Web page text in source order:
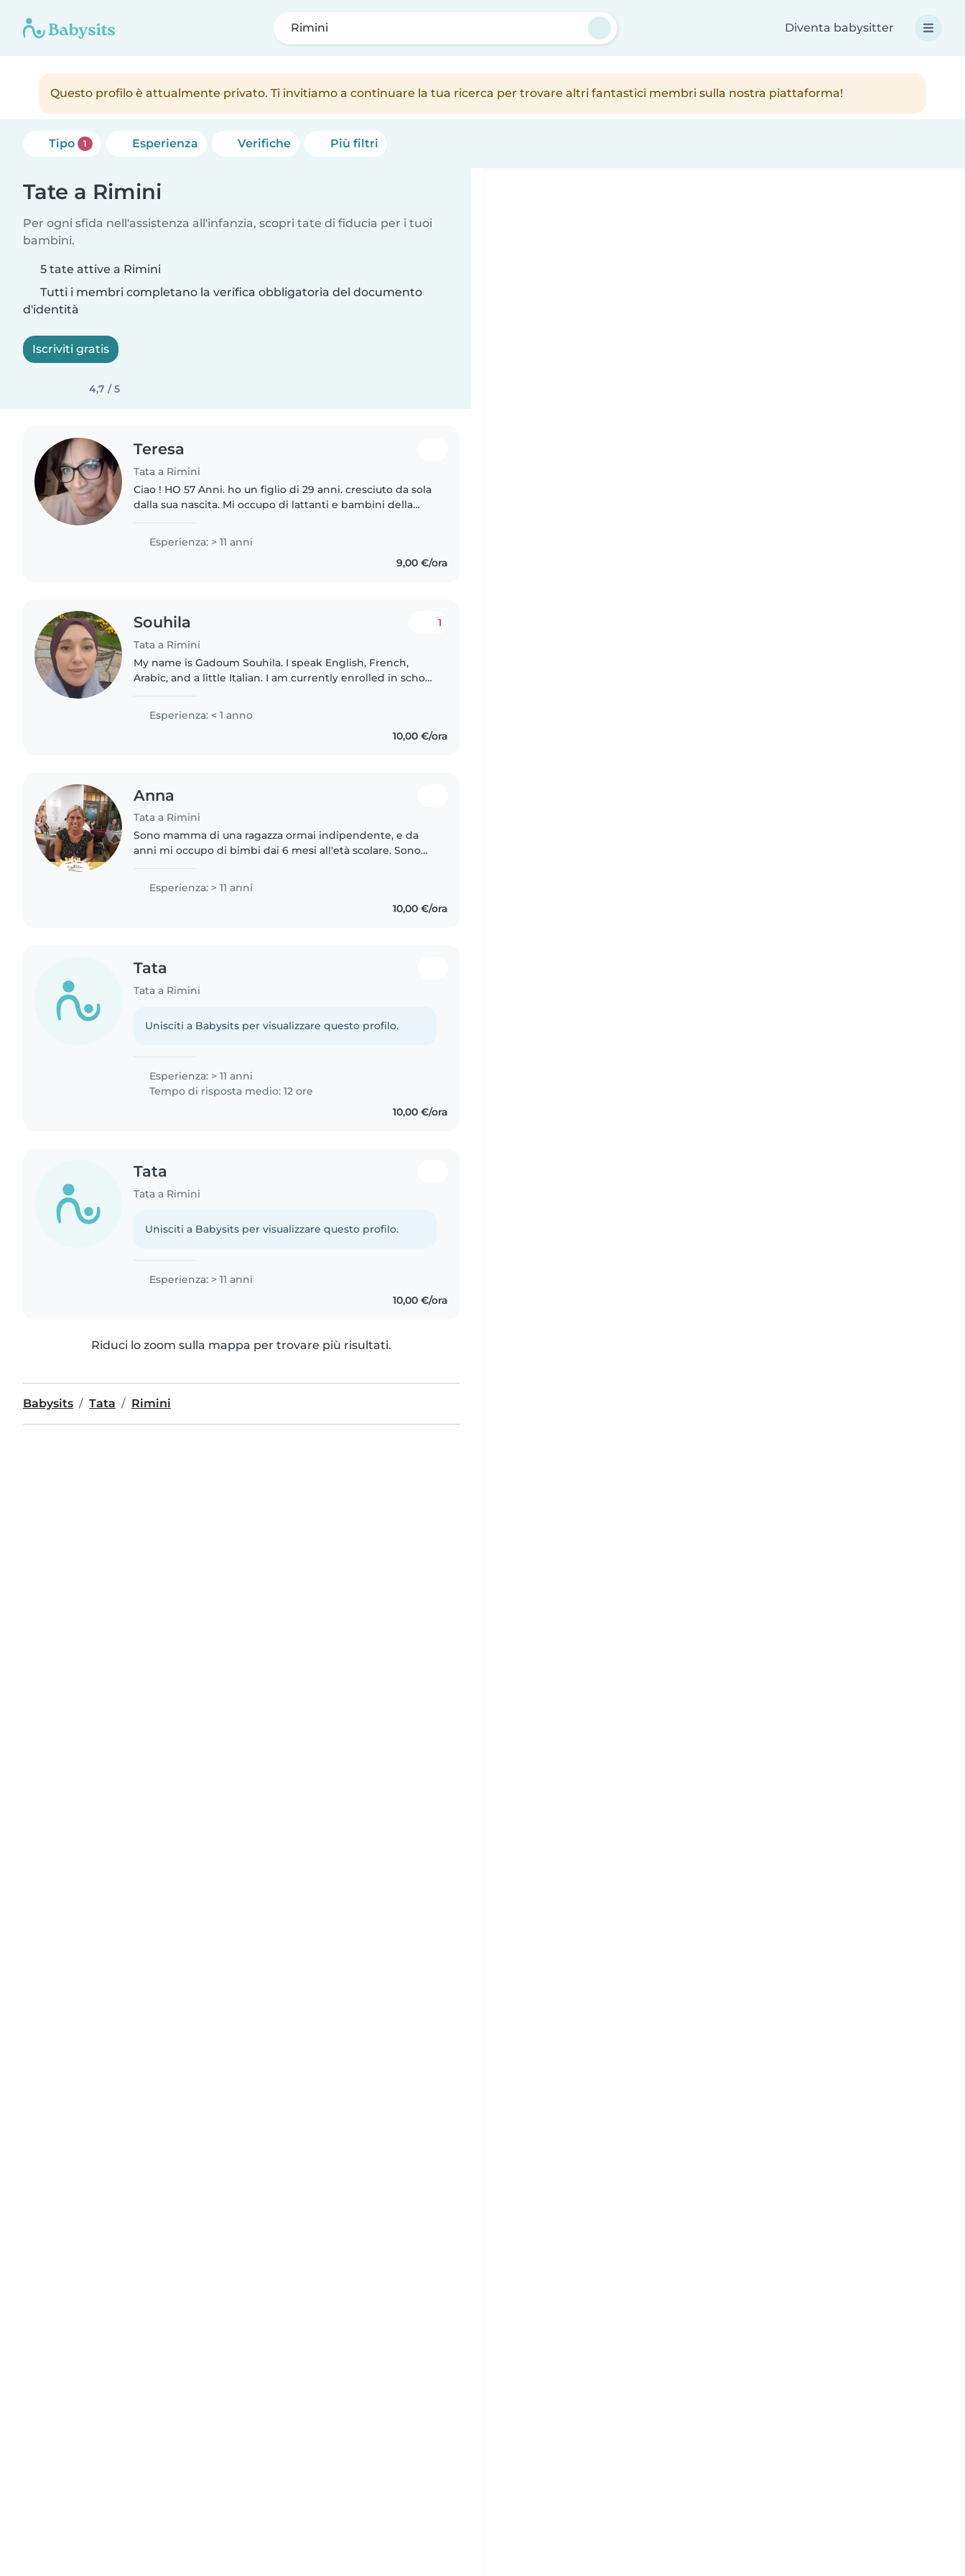
Rimini Diventa babysitter
Questo profilo è attualmente privato. Ti invitiamo a continuare la tua ricerca per trovare altri fantastici membri sulla nostra piattaforma!
Tipo 1 Esperienza Verifiche Più filtri
Tate a Rimini
Per ogni sfida nell'assistenza all'infanzia, scopri tate di fiducia per i tuoi
bambini.
5 tate attive a Rimini
Tutti i membri completano la verifica obbligatoria del documento
d'identità
Iscriviti gratis
4,7 / 5
Teresa
Tata a Rimini
Ciao ! HO 57 Anni. ho un figlio di 29 anni. cresciuto da sola
dalla sua nascita. Mi occupo di lattanti e bambini della
Esperienza: > 11 anni
9,00 €/ora
Souhila
Tata a Rimini
1
My name is Gadoum Souhila. I speak English, French,
Arabic, and a little Italian. I am currently enrolled in school
Esperienza: < 1 anno
10,00 €/ora
Anna
Tata a Rimini
Sono mamma di una ragazza ormai indipendente, e da
anni mi occupo di bimbi dai 6 mesi all'età scolare. Sono
esperienze con bimbi..
Esperienza: > 11 anni
10,00 €/ora
Tata
Tata a Rimini
Unisciti a Babysits per visualizzare questo profilo.
Esperienza: > 11 anni
Tempo di risposta medio: 12 ore
10,00 €/ora
Tata
Tata a Rimini
Unisciti a Babysits per visualizzare questo profilo.
Esperienza: > 11 anni
10,00 €/ora
Riduci lo zoom sulla mappa per trovare più risultati.
Babysits Tata Rimini